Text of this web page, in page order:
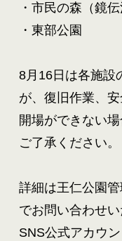
・市民の森（鏡伝
・東部公園
8月16日は各施設
が、復旧作業、
開場ができない
ご了承ください。
詳細は王仁公園
でお問い合わせ
SNS公式アカウ